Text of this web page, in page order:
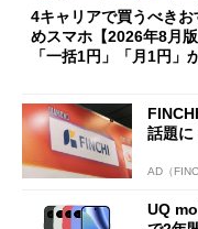
4キャリアで買うべきお
めスマホ【2026年8月版
「一括1円」「月1円」
話題に
AD（
UQ